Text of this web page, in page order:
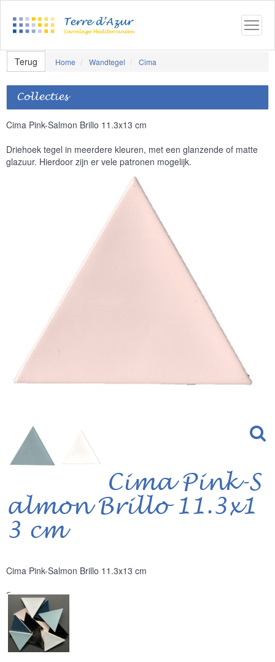
Terug Home Wandtegel Cima
Collecties
Cima Pink-Salmon Brillo 11.3x13 cm
Driehoek tegel in meerdere kleuren, met een glanzende of matte
glazuur. Hierdoor zijn er vele patronen mogelijk.
Cima Pink-S
almon Brillo 11.3x1
3 cm
Cima Pink-Salmon Brillo 11.3x13 cm
Serie